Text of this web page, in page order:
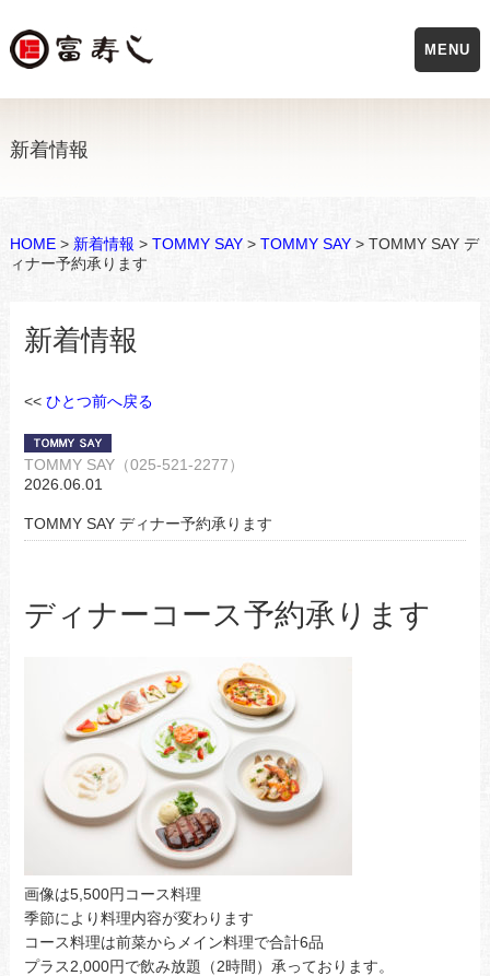
新着情報
HOME> 新着情報 > TOMMY SAY> TOMMY SAY> TOMMY SAY デ
ィナー予約承ります
新着情報
<< ひとつ前へ戻る
TOMMY SAY（025-521-2277）
2026.06.01
TOMMY SAY ディナー予約承ります
ディナーコース予約承ります
画像は5,500円コース料理
季節により料理内容が変わります
コース料理は前菜からメイン料理で合計6品
プラス2,000円で飲み放題（2時間）承っております。
MENU